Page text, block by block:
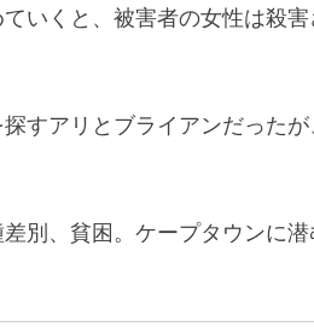
いくと、被害者の女性は殺
すアリとブライアンだった
別、貧困。ケープタウンに